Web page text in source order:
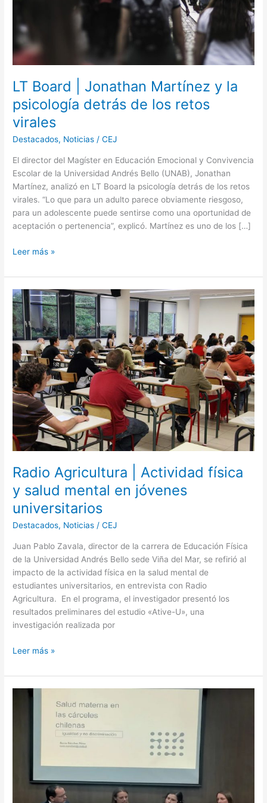
LT Board | Jonathan Martínez y la
psicología detrás de los retos
virales
Destacados, Noticias /CEJ
El director del Magíster en Educación Emocional y Convivencia
Escolar de la Universidad Andrés Bello (UNAB), Jonathan
Martínez, analizó en LT Board la psicología detrás de los retos
virales. “Lo que para un adulto parece obviamente riesgoso,
para un adolescente puede sentirse como una oportunidad de
aceptación o pertenencia”, explicó. Martínez es uno de los […]
de
retos
virales
Leer más »
Radio Agricultura | Actividad física
y salud mental en jóvenes
universitarios
Destacados, Noticias /CEJ
Juan Pablo Zavala, director de la carrera de Educación Física
de la Universidad Andrés Bello sede Viña del Mar, se refirió al
impacto de la actividad física en la salud mental de
estudiantes universitarios, en entrevista con Radio
Agricultura. En el programa, el investigador presentó los
resultados preliminares del estudio «Ative-U», una
investigación realizada por
Radio
Agricultura
|
Actividad
física
y
salud
mental
en
jóvenes
universitarios
Leer más »
realidad